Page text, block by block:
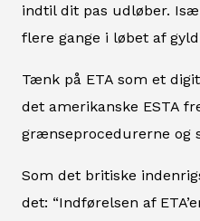
indtil dit pas udløber.
flere gange i løbet af
Tænk på ETA som et
det amerikanske ESTA
grænseprocedurerne og
Som det britiske
det: “Indførelsen af